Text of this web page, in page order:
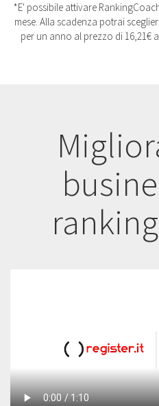
*E' possibile attivare
mese. Alla scadenza potrai
per un anno al prezzo di 16,21€